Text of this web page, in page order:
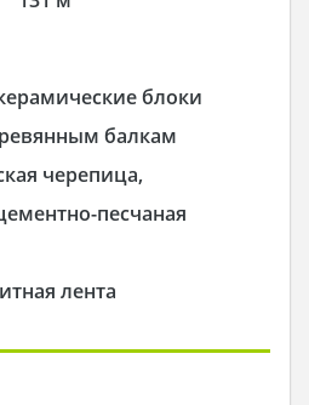
блоки
балкам
черепица,
песчаная
лента